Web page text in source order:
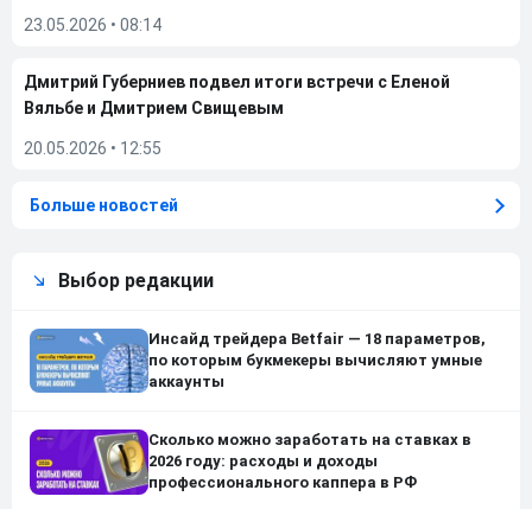
23.05.2026 • 08:14
Дмитрий Губерниев подвел итоги встречи с Еленой
Вяльбе и Дмитрием Свищевым
20.05.2026 • 12:55
Больше новостей
Выбор редакции
Инсайд трейдера Betfair — 18 параметров,
по которым букмекеры вычисляют умные
аккаунты
Сколько можно заработать на ставках в
2026 году: расходы и доходы
профессионального каппера в РФ